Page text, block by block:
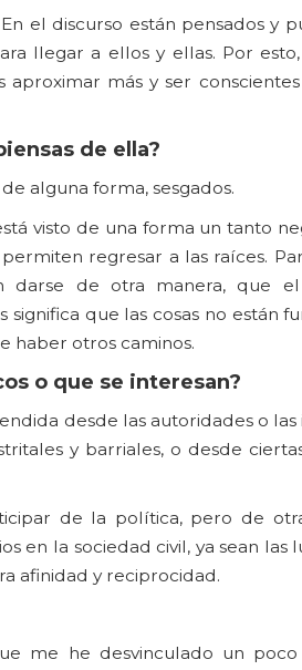
el discurso están pensados y
llegar a ellos y ellas. Por
más y ser
de ella?
alguna forma, sesgados.
visto de una forma un tanto
regresar a las raíces.
darse de otra manera, que el
que las cosas no están
haber otros caminos.
o que se interesan?
desde las autoridades o las
y barriales, o desde
de la política, pero de
en la sociedad civil, ya sean las
afinidad y reciprocidad.
me he desvinculado un